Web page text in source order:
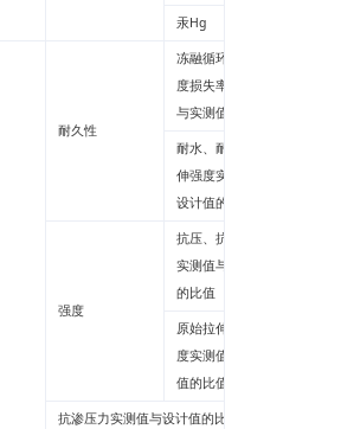
汞Hg
耐久性
冻融循环后，强
度损失率设计值
与实测值的比值
耐水、耐冻融拉
伸强度实测值与
设计值的比值
强度
抗压、抗折强度
实测值与设计值
的比值
原始拉伸粘结强
度实测值与设计
值的比值
抗渗压力实测值与设计值的比值